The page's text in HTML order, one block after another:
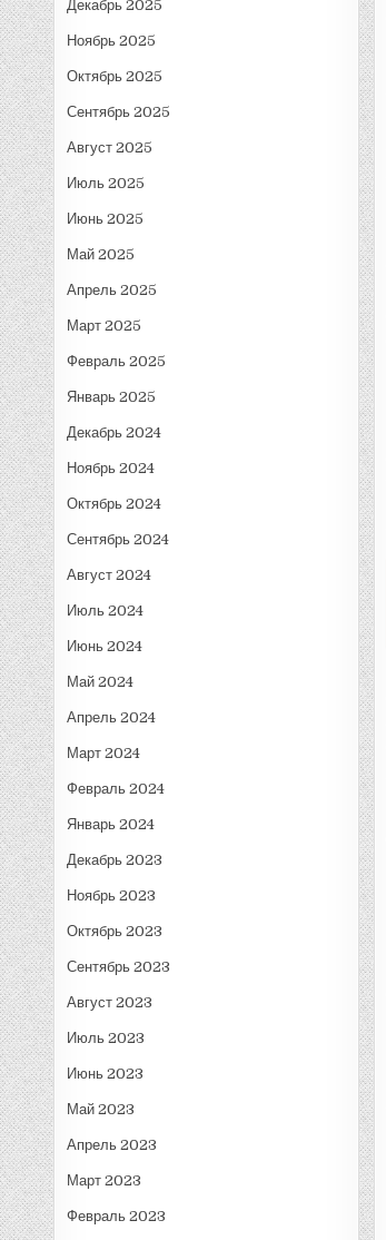
Декабрь 2025
Ноябрь 2025
Октябрь 2025
Сентябрь 2025
Август 2025
Июль 2025
Июнь 2025
Май 2025
Апрель 2025
Март 2025
Февраль 2025
Январь 2025
Декабрь 2024
Ноябрь 2024
Октябрь 2024
Сентябрь 2024
Август 2024
Июль 2024
Июнь 2024
Май 2024
Апрель 2024
Март 2024
Февраль 2024
Январь 2024
Декабрь 2023
Ноябрь 2023
Октябрь 2023
Сентябрь 2023
Август 2023
Июль 2023
Июнь 2023
Май 2023
Апрель 2023
Март 2023
Февраль 2023